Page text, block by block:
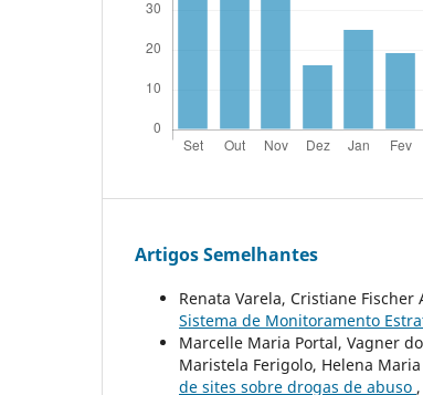
Artigos Semelhantes
Renata Varela, Cristiane
Sistema de Monitoramento
Marcelle Maria Portal, Vagner
Maristela Ferigolo, Helena
de sites sobre drogas de abuso ,